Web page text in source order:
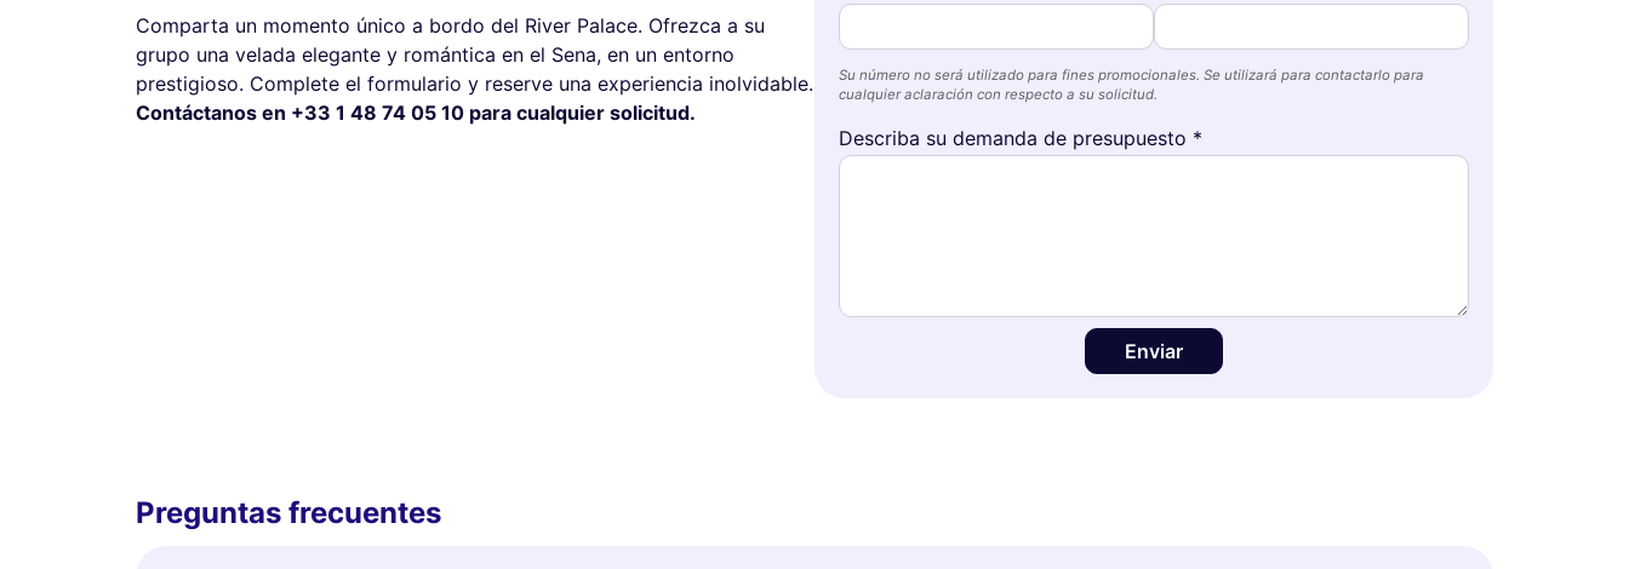
Comparta un momento único a bordo del River Palace. Ofrezca a su
grupo una velada elegante y romántica en el Sena, en un entorno
prestigioso. Complete el formulario y reserve una experiencia inolvidable.
Contáctanos en +33 1 48 74 05 10 para cualquier solicitud.
Su número no será utilizado para fines promocionales. Se utilizará para contactarlo para
cualquier aclaración con respecto a su solicitud.
Describa su demanda de presupuesto *
Enviar
Preguntas frecuentes